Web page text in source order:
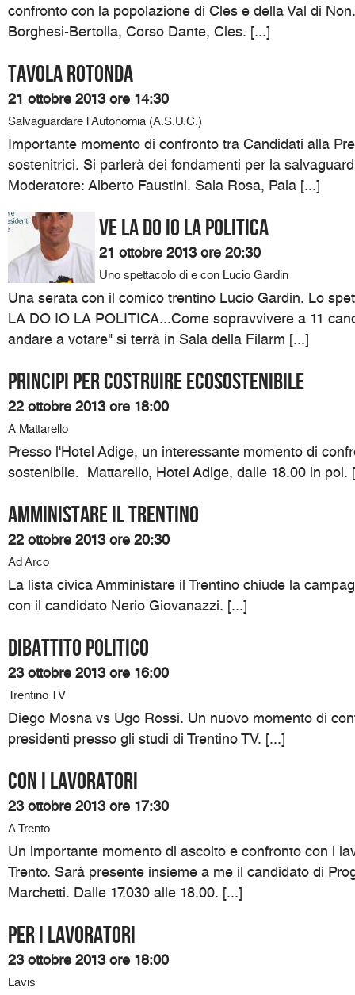
confronto con la popolazione di Cles e della Val di
Borghesi-Bertolla, Corso Dante, Cles. [...]
Tavola Rotonda
21 ottobre 2013 ore 14:30
Salvaguardare l'Autonomia (A.S.U.C.)
Importante momento di confronto tra Candidati alla
sostenitrici. Si parlerà dei fondamenti per la
Moderatore: Alberto Faustini. Sala Rosa, Pala [...]
VE LA DO IO LA POLITICA
21 ottobre 2013 ore 20:30
Uno spettacolo di e con Lucio Gardin
Una serata con il comico trentino Lucio Gardin. Lo
LA DO IO LA POLITICA...Come sopravvivere a 11
andare a votare" si terrà in Sala della Filarm [...]
Principi per costruire ecosostenibile
22 ottobre 2013 ore 18:00
A Mattarello
Presso l'Hotel Adige, un interessante momento di
sostenibile. Mattarello, Hotel Adige, dalle 18.00 in poi.
Amministare il Trentino
22 ottobre 2013 ore 20:30
Ad Arco
La lista civica Amministare il Trentino chiude la
con il candidato Nerio Giovanazzi. [...]
Dibattito politico
23 ottobre 2013 ore 16:00
Trentino TV
Diego Mosna vs Ugo Rossi. Un nuovo momento di
presidenti presso gli studi di Trentino TV. [...]
Con i lavoratori
23 ottobre 2013 ore 17:30
A Trento
Un importante momento di ascolto e confronto con i
Trento. Sarà presente insieme a me il candidato di
Marchetti. Dalle 17.030 alle 18.00. [...]
Per i lavoratori
23 ottobre 2013 ore 18:00
Lavis